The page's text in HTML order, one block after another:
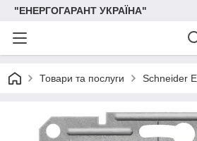
"ЕНЕРГОГАРАНТ УКРАЇНА"
Товари та послуги Schneider